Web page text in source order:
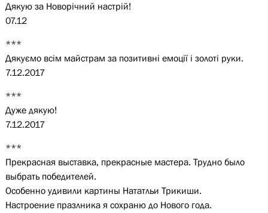
Дякую за Новорічний настрій!
07.12
***
Дякуємо всім майстрам за позитивні емоції і золоті руки.
7.12.2017
***
Дуже дякую!
7.12.2017
***
Прекрасная выставка, прекрасные мастера. Трудно было
выбрать победителей.
Особенно удивили картины Нататльи Трикиши.
Настроение празлника я сохраню до Нового года.